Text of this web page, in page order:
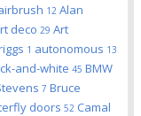
12 Alan
deco 29 Art
1 autonomous 13
and-white 45 BMW
7 Bruce
doors 52 Camal